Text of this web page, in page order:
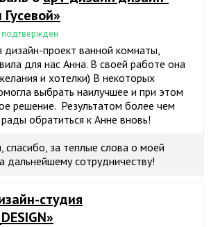
подтвержден
дизайн-проект ванной комнаты,
для нас Анна. В своей работе она
и хотелки) В некоторых
выбрать наилучшее и при этом
решение. Результатом более чем
обратиться к Анне вновь!
спасибо, за теплые слова о моей
дальнейшему сотрудничеству!
студия